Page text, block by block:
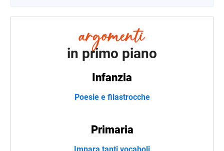
in primo piano
Infanzia
Poesie e filastrocche
Primaria